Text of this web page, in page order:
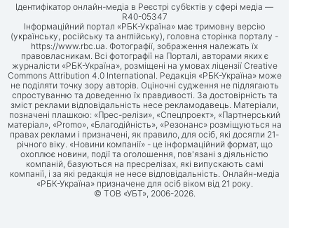
Ідентифікатор онлайн-медіа в Реєстрі суб’єктів у сфері медіа —
R40-05347
Інформаційний портал «РБК-Україна» має тримовну версію
(українську, російську та англійську), головна сторінка порталу -
https://www.rbc.ua . Фотографії, зображення належать їх
правовласникам. Всі фотографії на Порталі, авторами яких є
журналісти «РБК-Україна», розміщені на умовах ліцензії Creative
Commons Attribution 4.0 International. Редакція «РБК-Україна» може
не поділяти точку зору авторів. Оціночні судження не підлягають
спростуванню та доведенню їх правдивості. За достовірність та
зміст реклами відповідальність несе рекламодавець. Матеріали,
позначені плашкою: «Прес-релізи», «Спецпроект», «Партнерський
матеріал», «Promo», «Благодійність», «Резонанс» розміщуються на
правах реклами і призначені, як правило, для осіб, які досягли 21-
річного віку. «Новини компанії» - це інформаційний формат, що
охоплює новини, події та оголошення, пов'язані з діяльністю
компаній, базуються на пресрелізах, які випускають самі
компанії, і за які редакція не несе відповідальність. Онлайн-медіа
«РБК-Україна» призначене для осіб віком від 21 року.
© ТОВ «УБТ», 2006-2026.